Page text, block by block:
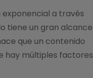
exponencial a través
tiene un gran alcance
que un contenido
hay múltiples factores